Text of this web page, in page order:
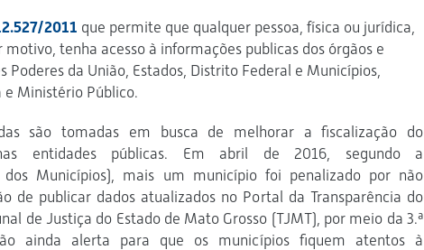
2011 que permite que qualquer pessoa, física ou jurídica,
tenha acesso à informações publicas dos órgãos e
Poderes da União, Estados, Distrito Federal e Municípios,
e Ministério Público.
são tomadas em busca de melhorar a fiscalização do
entidades públicas. Em abril de 2016, segundo a
dos Municípios), mais um município foi penalizado por não
de publicar dados atualizados no Portal da Transparência do
de Justiça do Estado de Mato Grosso (TJMT), por meio da 3.ª
ainda alerta para que os municípios fiquem atentos à